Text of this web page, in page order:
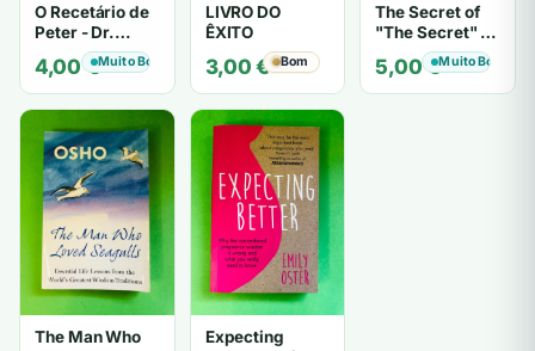
O Recetário de
Peter - Dr.
Laurence J.
Peter
4,00€Muito Bom
LIVRO DO
ÊXITO
3,00€ Bom
The Secret of
"The Secret" O
Segredo de "O
Segredo" -
Karen Kelly
5,00€Muito Bom
The Man Who
Expecting